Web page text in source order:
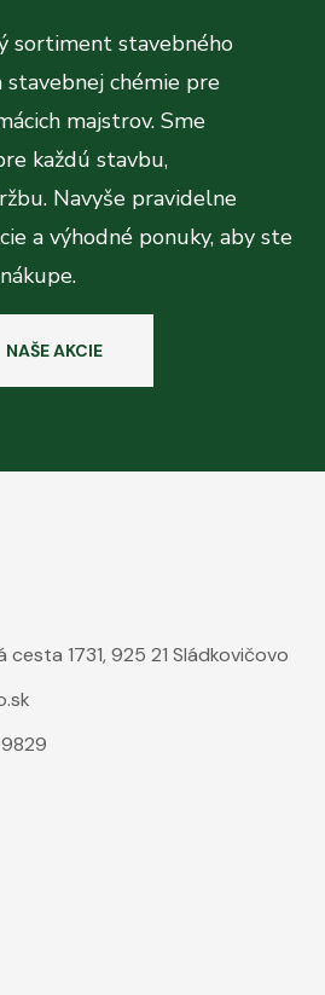
sortiment stavebného
stavebnej chémie pre
majstrov. Sme
každú stavbu,
Navyše pravidelne
a výhodné ponuky, aby ste
NAŠE AKCIE
cesta 1731, 925 21 Sládkovičovo